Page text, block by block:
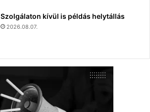
Szolgálaton kívül is példás helytállás
2026.08.07.